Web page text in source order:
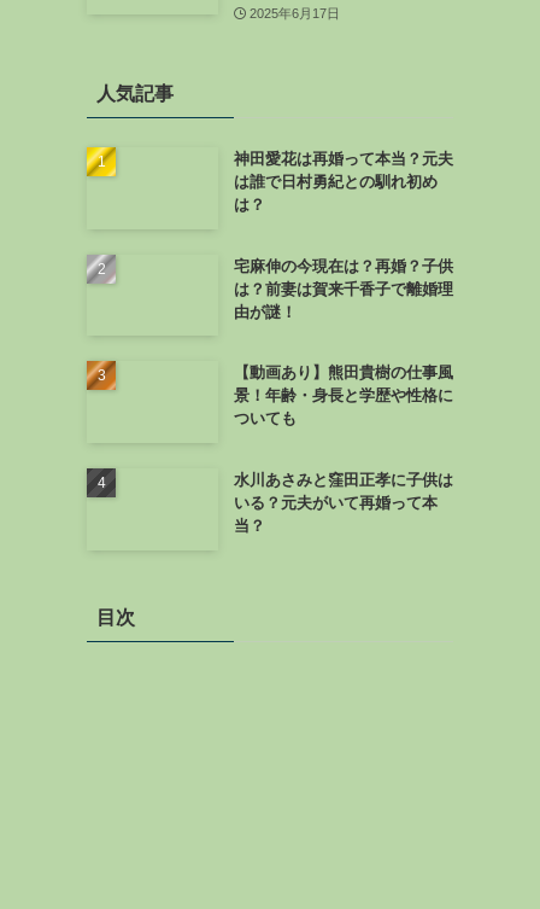
2025年6月17日
人気記事
神田愛花は再婚って本当？元夫
は誰で日村勇紀との馴れ初め
は？
宅麻伸の今現在は？再婚？子供
は？前妻は賀来千香子で離婚理
由が謎！
【動画あり】熊田貴樹の仕事風
景！年齢・身長と学歴や性格に
ついても
水川あさみと窪田正孝に子供は
いる？元夫がいて再婚って本
当？
目次